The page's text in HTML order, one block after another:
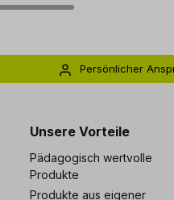
Persönlicher
Unsere Vorteile
Pädagogisch wertvolle
Produkte
Produkte aus eigener